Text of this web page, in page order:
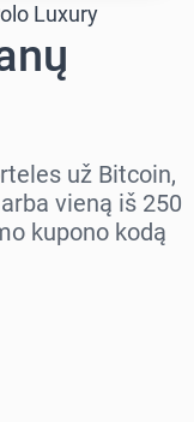
Luxury
už Bitcoin,
vieną iš 250
kupono kodą